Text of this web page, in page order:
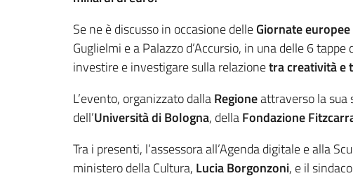
Se ne è discusso in occasione delleGiornate
Guglielmi e a Palazzo d’Accursio, in una delle 6
investire e investigare sulla relazionetra creatività e
L’evento, organizzato dallaRegioneattraverso la sua
dell’Università di Bologna, dellaFondazione
Tra i presenti, l’assessora all’Agenda digitale e alla
ministero della Cultura, Lucia Borgonzoni, e il